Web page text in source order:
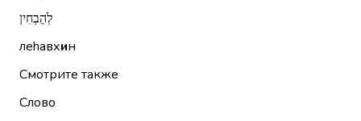
לְהַבְחִין
леhавхин
Смотрите также
Слово